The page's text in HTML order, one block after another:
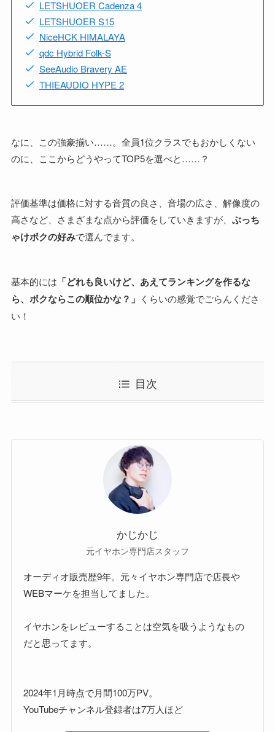
LETSHUOER Cadenza 4
LETSHUOER S15
NiceHCK HIMALAYA
qdc Hybrid Folk-S
SeeAudio Bravery AE
THIEAUDIO HYPE 2
なに、この強豪揃い……。全員1位クラスでもおかしくない
のに、ここからどうやってTOP5を選べと……？
評価基準は価格に対する音質の良さ、音場の広さ、解像度の
高さなど、さまざまな点から評価をしていきますが、 ぶっち
ゃけボクの好みで選んでます。
基本的には 「どれも良いけど、あえてランキングを作るな
ら、ボクならこの順位かな？」 くらいの感覚でごらんくださ
い！
目次
かじかじ
元イヤホン専門店スタッフ
オーディオ販売歴9年。元々イヤホン専門店で店長や
WEBマーケを担当してました。
イヤホンをレビューすることは空気を吸うようなもの
だと思ってます。
2024年1月時点で月間100万PV。
YouTubeチャンネル登録者は7万人ほど